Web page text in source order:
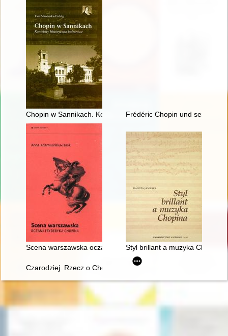
Chopin w Sannikach. Konteksty historyczno-kulturowe
Frédéric Chopin und seine Zeit
Scena warszawska oczami Fryderyka Chopina
Styl brillant a muzyka Chopina
Czarodziej. Rzecz o Chopinie [1810-1849]